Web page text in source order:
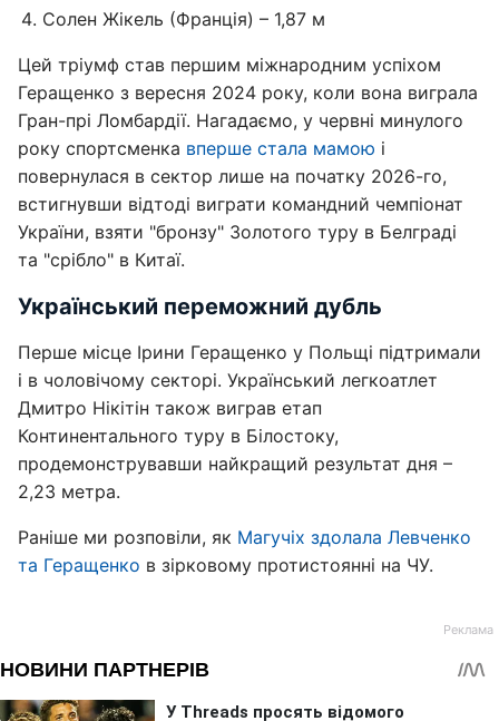
Солен Жікель (Франція) – 1,87 м
Цей тріумф став першим міжнародним успіхом
Геращенко з вересня 2024 року, коли вона виграла
Гран-прі Ломбардії. Нагадаємо, у червні минулого
року спортсменка вперше стала мамою і
повернулася в сектор лише на початку 2026-го,
встигнувши відтоді виграти командний чемпіонат
України, взяти "бронзу" Золотого туру в Белграді
та "срібло" в Китаї.
Український переможний дубль
Перше місце Ірини Геращенко у Польщі підтримали
і в чоловічому секторі. Український легкоатлет
Дмитро Нікітін також виграв етап
Континентального туру в Білостоку,
продемонструвавши найкращий результат дня –
2,23 метра.
Раніше ми розповіли, як Магучіх здолала Левченко
та Геращенко в зірковому протистоянні на ЧУ.